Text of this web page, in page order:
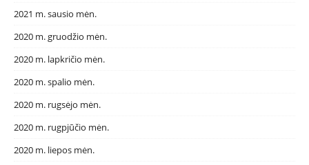
2021 m. sausio mėn.
2020 m. gruodžio mėn.
2020 m. lapkričio mėn.
2020 m. spalio mėn.
2020 m. rugsėjo mėn.
2020 m. rugpjūčio mėn.
2020 m. liepos mėn.